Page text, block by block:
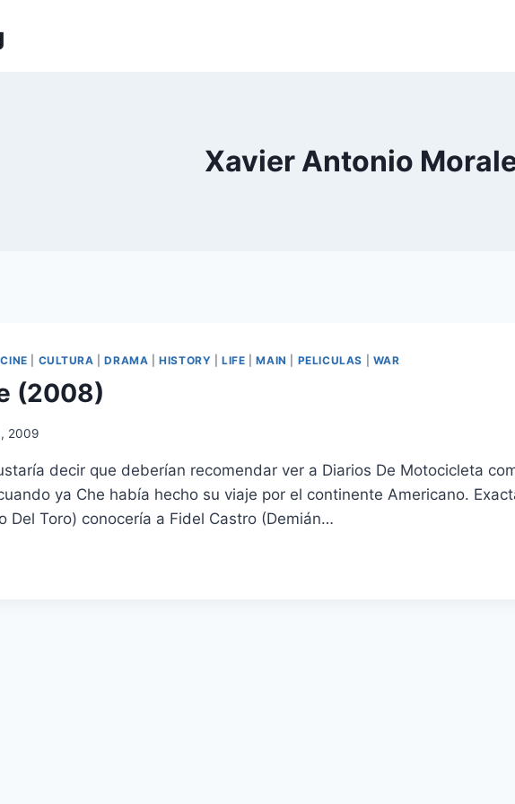
Xavier Antonio
CINE CULTURA |DRAMA |HISTORY |LIFE |MAIN PELICULAS WAR
(2008)
2009
decir que deberían recomendar ver a Diarios De Motocicleta
ya Che había hecho su viaje por el continente Americano.
Del Toro) conocería a Fidel Castro (Demián…